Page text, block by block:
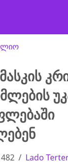
482 Lado